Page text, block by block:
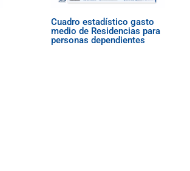
Cuadro estadístico gasto
medio de Residencias para
personas dependientes